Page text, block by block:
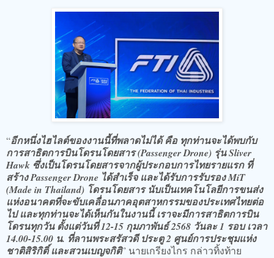
“อีกหนึ่งไฮไลต์ของงานนี้ที่พลาดไม่ได้ คือ ทุกท่านจะได้พบกับ
การสาธิตการบินโดรนโดยสาร (Passenger Drone) รุ่น Sliver
Hawk ซึ่งเป็นโดรนโดยสารจากผู้ประกอบการไทยรายแรก ที่
สร้าง Passenger Drone ได้สำเร็จ และได้รับการรับรอง MiT
(Made in Thailand) โดรนโดยสาร นับเป็นเทคโนโลยีการขนส่ง
แห่งอนาคตที่จะขับเคลื่อนภาคอุตสาหกรรมของประเทศไทยต่อ
ไป และทุกท่านจะได้เห็นกันในงานนี้ เราจะมีการสาธิตการบิน
โดรนทุกวัน ตั้งแต่วันที่ 12-15 กุมภาพันธ์ 2568 วันละ 1 รอบ เวลา
14.00-15.00 น. ที่ลานพระสรัสวดี ประตู 2 ศูนย์การประชุมแห่ง
ชาติสิริกิติ์ และสวนเบญจกิติ” นายเกรียงไกร กล่าวทิ้งท้าย